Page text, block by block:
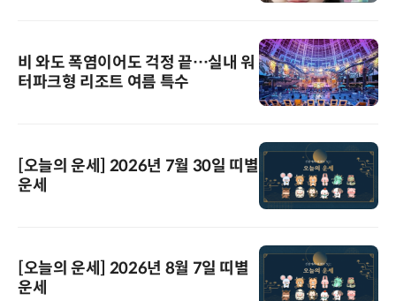
비 와도 폭염이어도 걱정 끝…실내 워
터파크형 리조트 여름 특수
[오늘의 운세] 2026년 7월 30일 띠별
운세
[오늘의 운세] 2026년 8월 7일 띠별
운세